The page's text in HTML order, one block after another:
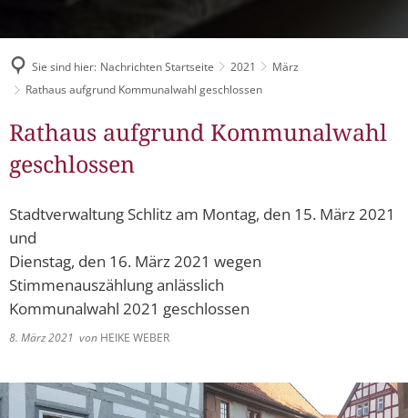
Konzertsaal LMAH
Schlitzer Geschichten
Sie sind hier: Nachrichten Startseite 2021
März
Rathaus aufgrund Kommunalwahl geschlossen
Rathaus aufgrund Kommunalwahl
geschlossen
Stadtverwaltung Schlitz am Montag, den 15. März 2021
und
Dienstag, den 16. März 2021 wegen
Stimmenauszählung anlässlich
Kommunalwahl 2021 geschlossen
8. März 2021 von HEIKE WEBER